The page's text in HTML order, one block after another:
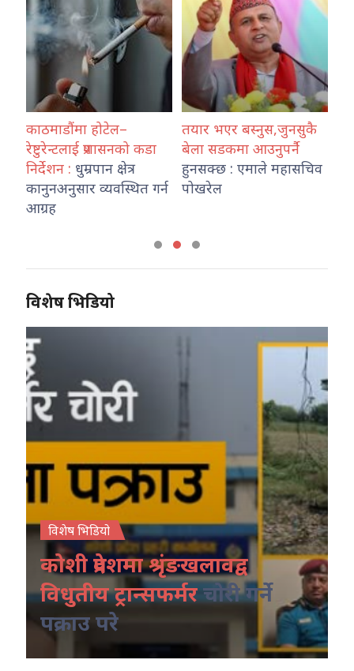
काठमाडौंमा होटेल–
रेष्टुरेन्टलाई प्रशासनको कडा
निर्देशन : धुम्रपान क्षेत्र
कानुनअनुसार व्यवस्थित गर्न
आग्रह
तयार भएर बस्नुस,जुनसुकै
बेला सडकमा आउनुपर्नै
हुनसक्छ : एमाले महासचिव
पोखरेल
विशेष भिडियो
विशेष भिडियो
कोशी प्रदेशमा श्रृंङखलावद्व
विधुतीय ट्रान्सफर्मरचोरी गर्ने
पक्राउ परे